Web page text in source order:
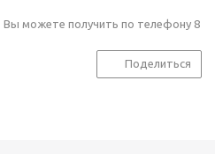
можете получить по телефону 8
Поделиться